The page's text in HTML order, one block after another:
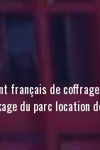
français de
du parc location